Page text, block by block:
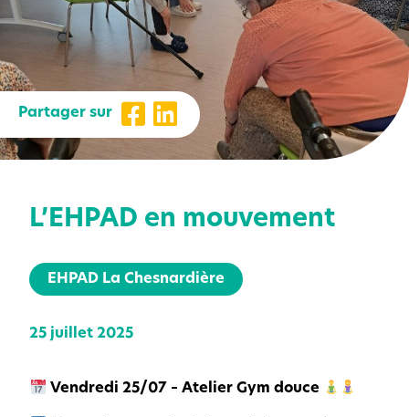
Partager sur
L’EHPAD en mouvement
EHPAD La Chesnardière
25 juillet 2025
Vendredi 25/07 – Atelier Gym douce